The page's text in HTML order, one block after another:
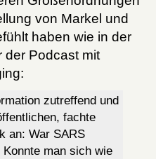
von Markel und
haben wie in der
der Podcast mit
zutreffend und
fachte
an: War SARS
man sich wie